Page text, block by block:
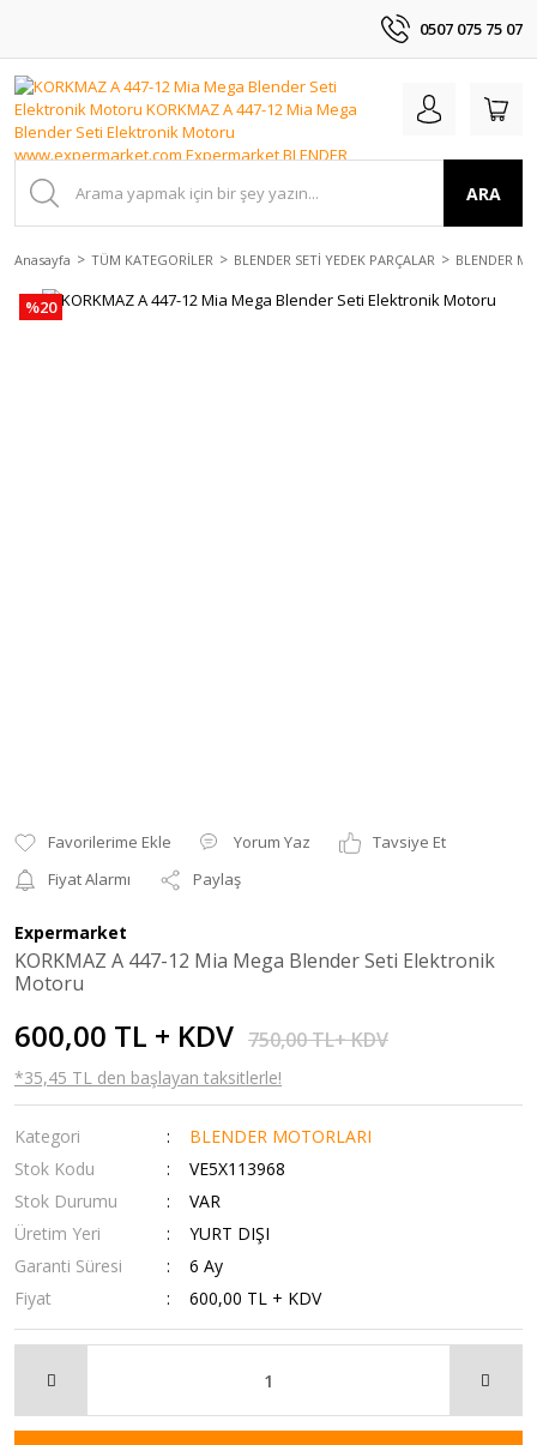
0507 075 75 07
ARA
Anasayfa TÜM KATEGORİLER BLENDER SETİ YEDEK PARÇALAR BLENDER
%20
Yorum Yaz
Tavsiye Et
Fiyat Alarmı
Paylaş
Expermarket
KORKMAZ A 447-12 Mia Mega Blender Seti Elektronik
Motoru
600,00 TL + KDV 750,00 TL+ KDV
*35,45 TL den başlayan taksitlerle!
Kategori
BLENDER MOTORLARI
Stok Kodu
VE5X113968
Stok Durumu
VAR
Üretim Yeri
YURT DIŞI
Garanti Süresi
6 Ay
Fiyat
600,00 TL + KDV